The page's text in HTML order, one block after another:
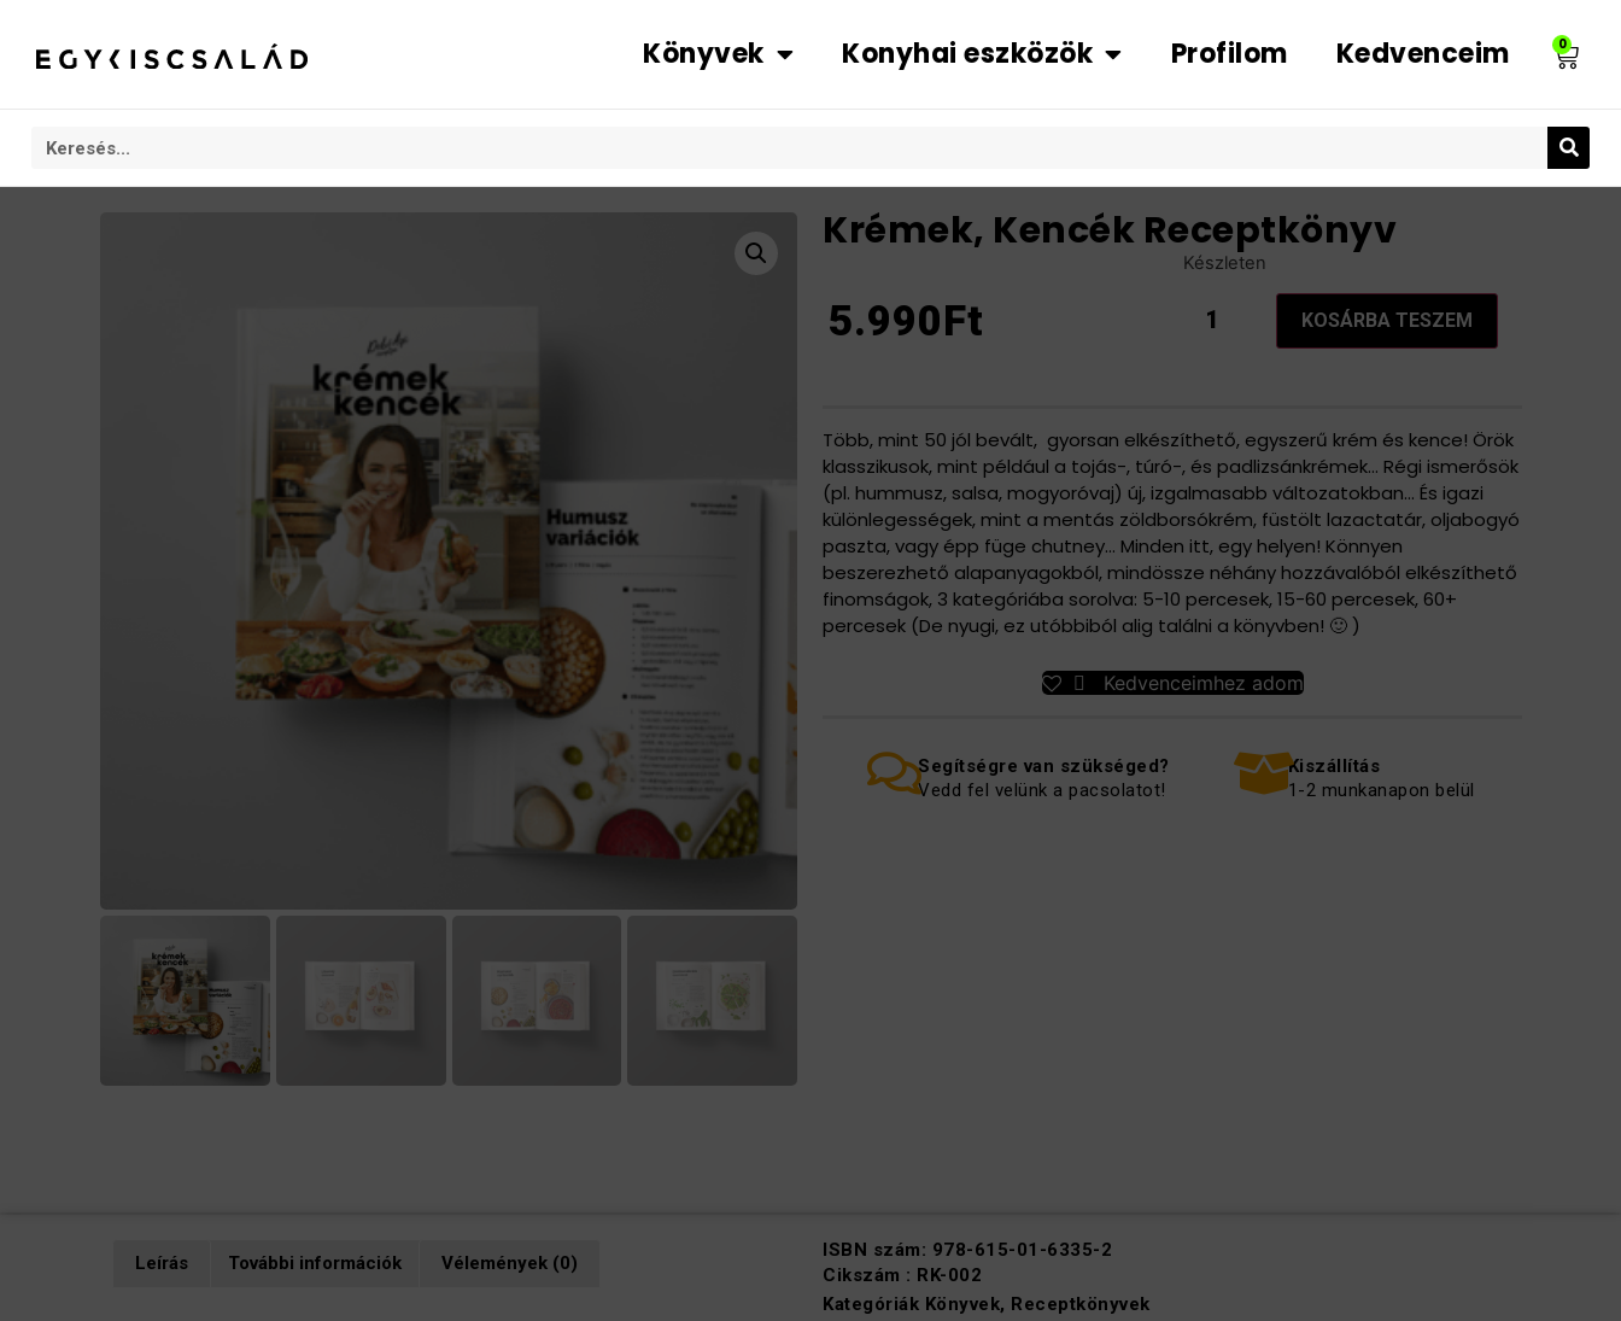
0
Könyvek Konyhai eszközök Profilom Kedvenceim
Krémek, Kencék Receptkönyv
Készleten
KOSÁRBA TESZEM
5.990Ft
Több, mint 50 jól bevált, gyorsan elkészíthető, egyszerű krém és kence! Örök
klasszikusok, mint például a tojás-, túró-, és padlizsánkrémek… Régi ismerősök
(pl. hummusz, salsa, mogyoróvaj) új, izgalmasabb változatokban… És igazi
különlegességek, mint a mentás zöldborsókrém, füstölt lazactatár, oljabogyó
paszta, vagy épp füge chutney… Minden itt, egy helyen! Könnyen
beszerezhető alapanyagokból, mindössze néhány hozzávalóból elkészíthető
finomságok, 3 kategóriába sorolva: 5-10 percesek, 15-60 percesek, 60+
percesek (De nyugi, ez utóbbiból alig találni a könyvben! 🙂 )
Kedvenceimhez adom
Segítségre van szükséged?
Vedd fel velünk a pacsolatot!
Kiszállítás
1-2 munkanapon belül
Leírás További információk Vélemények (0)
ISBN szám: 978-615-01-6335-2
Cikszám : RK-002
Kategóriák Könyvek, Receptkönyvek